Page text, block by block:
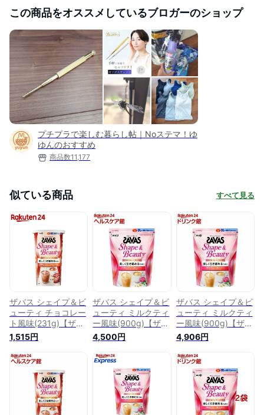
この商品をオススメしているブロガーのショップ
プチプラで楽しむ暮らし帖｜Noステマ！ゆ
ゆんのおすすめ
商品数11,177
似ている商品 すべて見る
ザバス シェイプ＆ビ
ューティ チョコレー
ト風味(231g)【ザバ
ス(SAVAS)】
1,515円
ザバス シェイプ＆ビ
ューティ ミルクティ
ー風味(900g)【ザバ
ス(SAVAS)】
4,500円
ザバス シェイプ＆ビ
ューティ ミルクティ
ー風味(900g)【ザバ
ス(SAVAS)】
4,906円